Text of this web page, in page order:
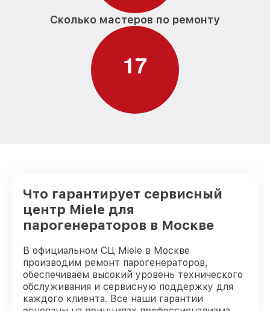
Сколько мастеров по ремонту
17
Что гарантирует сервисный
центр Miele для
парогенераторов в Москве
В официальном СЦ Miele в Москве
производим ремонт парогенераторов,
обеспечиваем высокий уровень технического
обслуживания и сервисную поддержку для
каждого клиента. Все наши гарантии